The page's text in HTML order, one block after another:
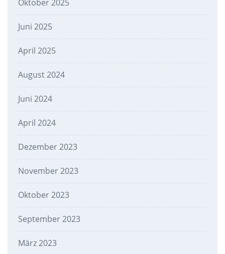
Oktober 2025
Juni 2025
April 2025
August 2024
Juni 2024
April 2024
Dezember 2023
November 2023
Oktober 2023
September 2023
März 2023